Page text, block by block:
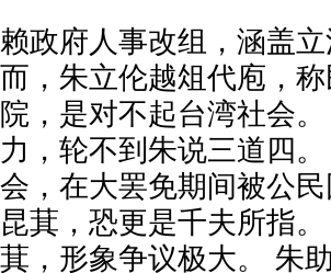
赖政府人事改组，涵盖
而，朱立伦越俎代庖，
院，是对不起台湾社会
力，轮不到朱说三道四
会，在大罢免期间被公
昆萁，恐更是千夫所指
萁，形象争议极大。 朱